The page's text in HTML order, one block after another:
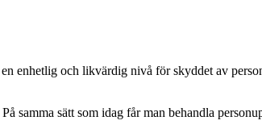
enhetlig och likvärdig nivå för skyddet av
samma sätt som idag får man behandla